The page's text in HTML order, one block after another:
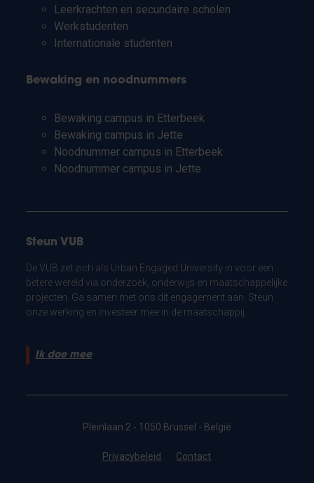
Leerkrachten en secundaire scholen
Werkstudenten
Internationale studenten
Bewaking en noodnummers
Bewaking campus in Etterbeek
Bewaking campus in Jette
Noodnummer campus in Etterbeek
Noodnummer campus in Jette
Steun VUB
De VUB zet zich als Urban Engaged University in voor een
betere wereld via onderzoek, onderwijs en maatschappelijke
projecten. Ga samen met ons dit engagement aan. Steun
onze werking en investeer mee in de maatschappij.
Ik doe mee
Pleinlaan 2 - 1050 Brussel - België
Privacybeleid Contact